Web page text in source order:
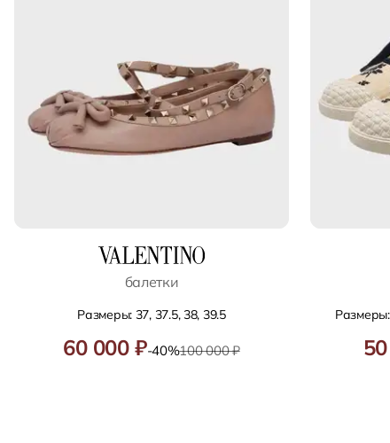
балетки
Размеры: 37, 37.5, 38, 39.5
60 000 ₽-40%100 000 ₽
Размеры: